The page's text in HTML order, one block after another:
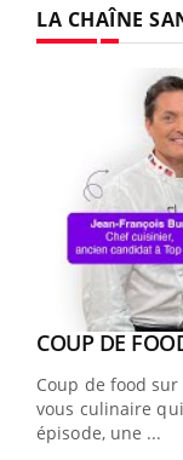
LA CHAÎNE
Youtube
COUP DE
Coup de food
vous culinaire
épisode, une ...